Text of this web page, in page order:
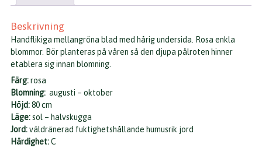
Beskrivning
Handflikiga mellangröna blad med hårig undersida. Rosa enkla
blommor. Bör planteras på våren så den djupa pålroten hinner
etablera sig innan blomning.
Färg:rosa
Blomning: augusti – oktober
Höjd:80 cm
Läge:sol – halvskugga
Jord:väldränerad fuktighetshållande humusrik jord
Härdighet:C